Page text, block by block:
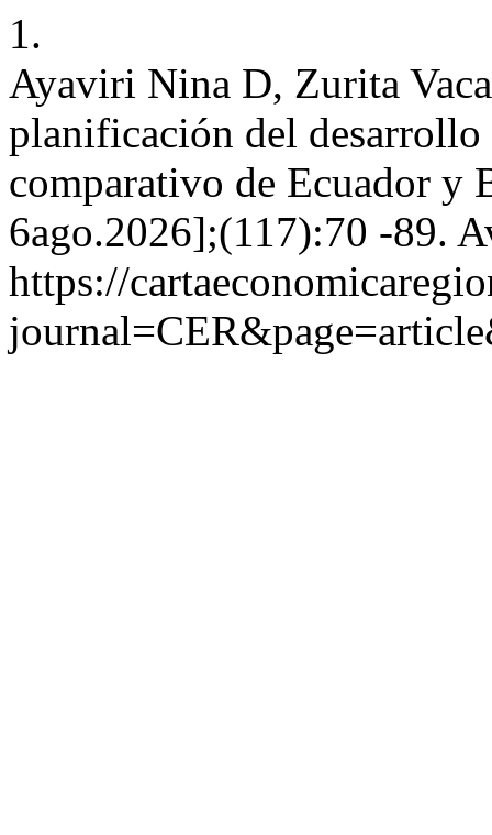
1.
Ayaviri Nina D, Zurita
planificación del
comparativo de Ecuador
6ago.2026];(117):70 -89.
https://